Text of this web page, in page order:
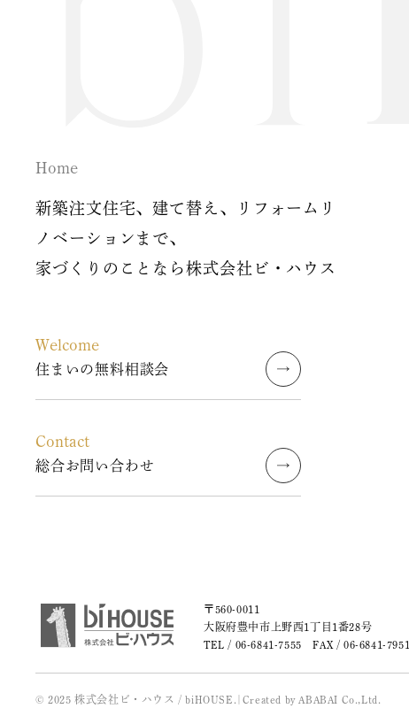
2024年02月 (2)
2023年12月 (1)
2023年07月 (1)
2023年04月 (2)
2023年03月 (3)
2023年02月 (2)
Home
新築注文住宅、建て替え、リフォームリ
ノベーションまで、
家づくりのことなら株式会社ビ・ハウス
Welcome
住まいの無料相談会
Contact
総合お問い合わせ
〒560-0011
大阪府豊中市上野西1丁目1番28号
TEL / 06-6841-7555 FAX / 06-6841-7951
© 2025 株式会社ビ・ハウス / biHOUSE. Created by ABABAI Co.,Ltd.